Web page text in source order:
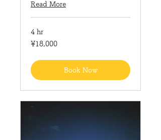
Read More
4 hr
18,000
Japanese
¥18,000
Book Now